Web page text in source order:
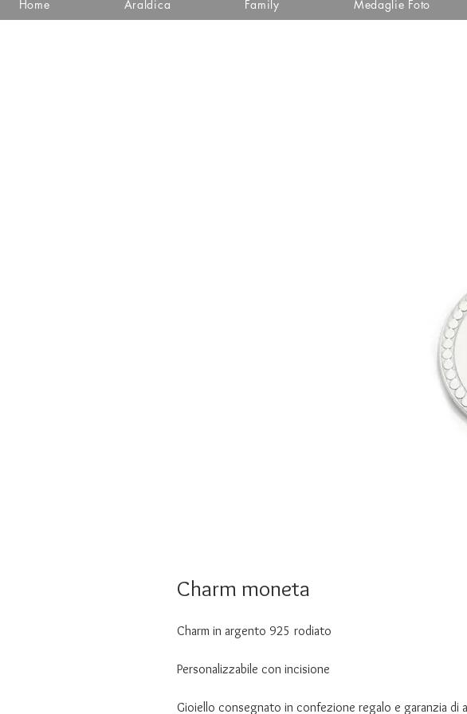
Home Araldica Family Medaglie Foto
Charm moneta
Charm in argento 925 rodiato
Personalizzabile con incisione
Gioiello consegnato in confezione regalo e garanzia di